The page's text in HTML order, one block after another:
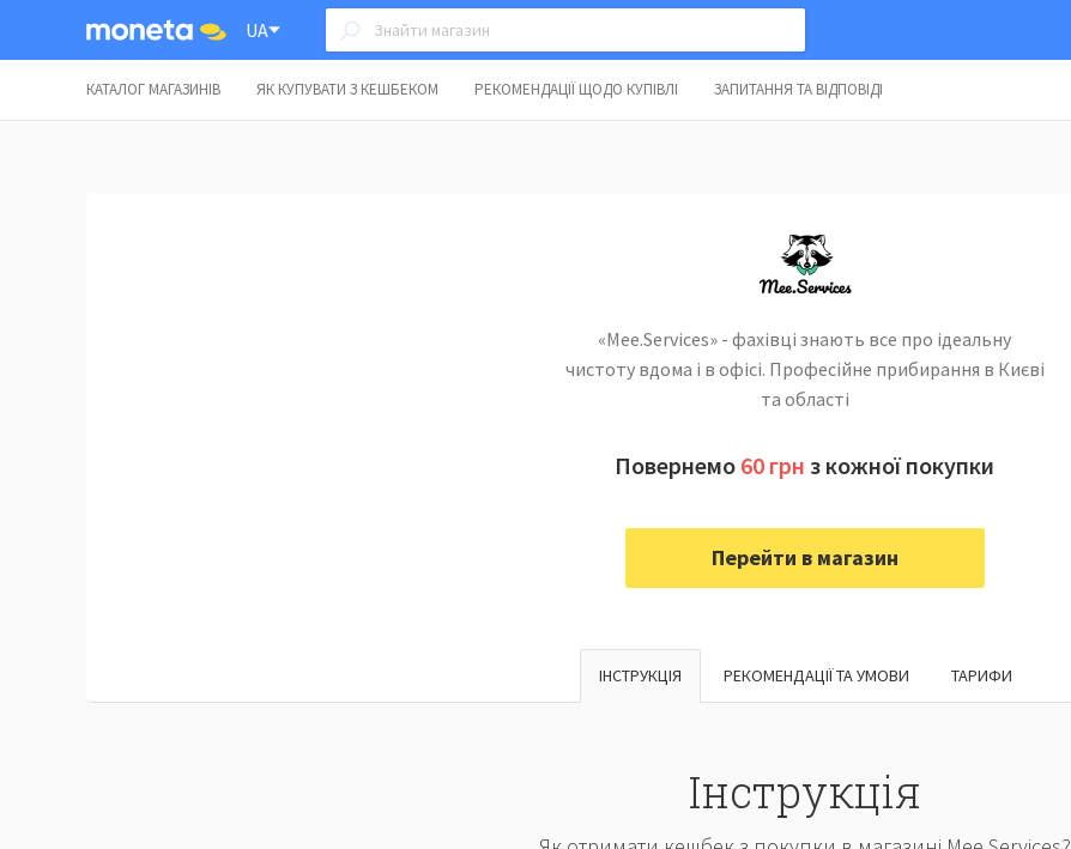
UA
КАТАЛОГ МАГАЗИНІВ ЯК КУПУВАТИ З КЕШБЕКОМ РЕКОМЕНДАЦІЇ ЩОДО КУПІВЛІ ЗАПИТАННЯ ТА ВІДПОВІДІ
«Mee.Services» - фахівці знають все про ідеальну
чистоту вдома і в офісі. Професійне прибирання в Києві
та області
Повернемо 60 грн з кожної покупки
ІНСТРУКЦІЯ РЕКОМЕНДАЦІЇ ТА УМОВИ ТАРИФИ
Інструкція